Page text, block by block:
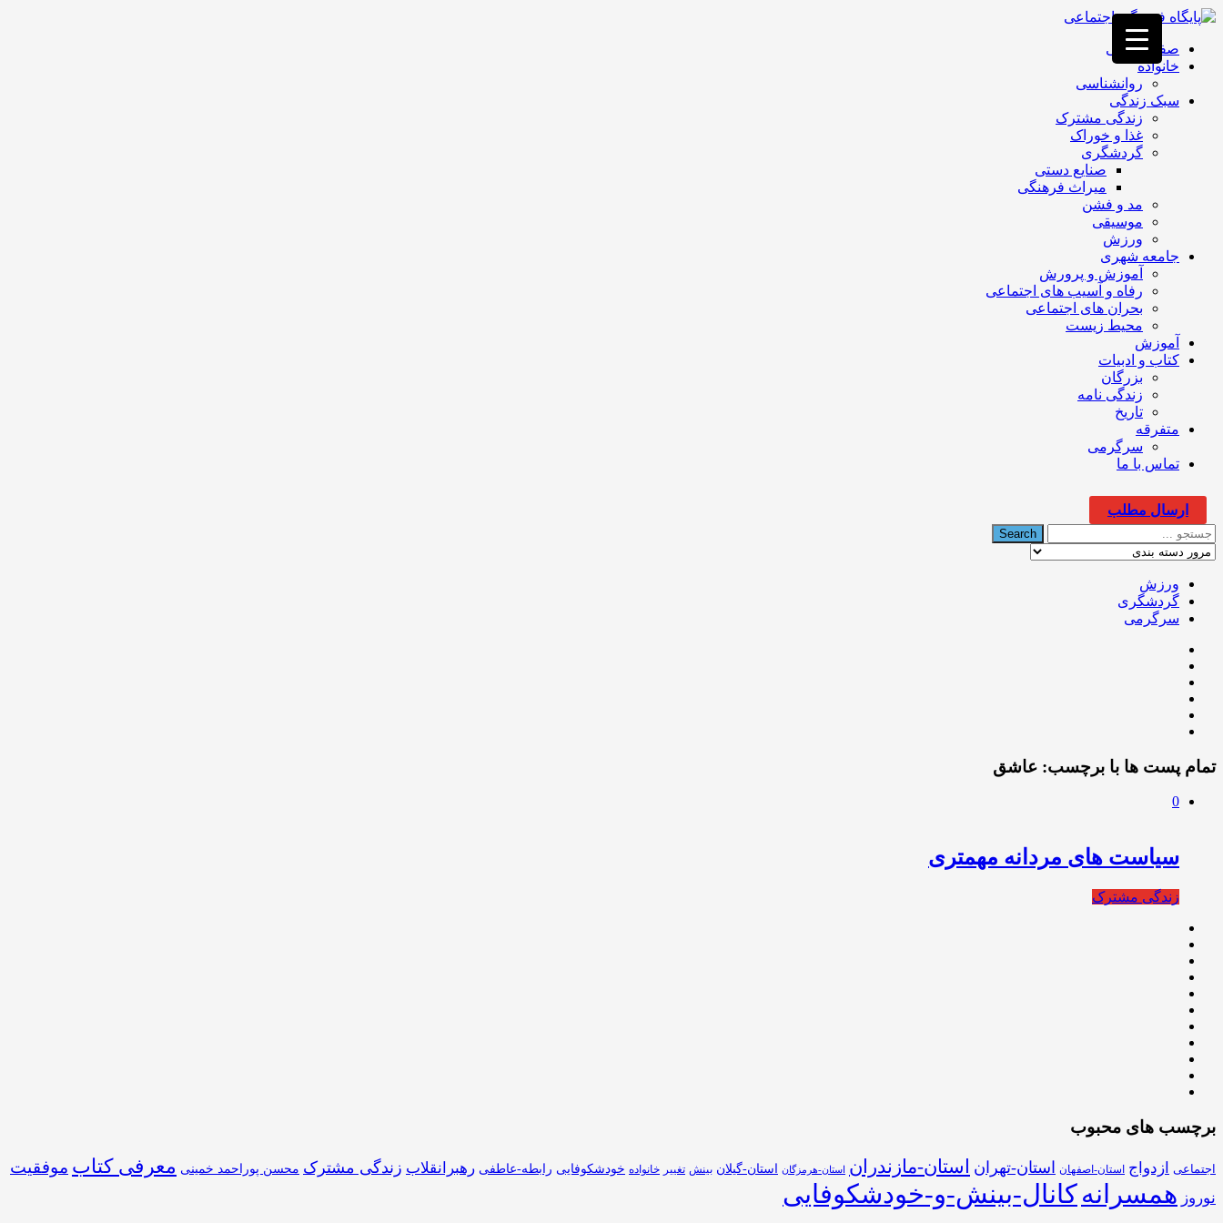
فصد
غرب
تهران
خشکشویی
تصفیه
تهران
صفحه اصلی
خانواده
روانشناسی
سبک زندگی
زندگی مشترک
غذا و خوراک
گردشگری
صنایع دستی
میراث فرهنگی
مد و فشن
موسیقی
ورزش
جامعه شهری
آموزش و پرورش
رفاه و آسیب های اجتماعی
بحران های اجتماعی
محیط زیست
آموزش
کتاب و ادبیات
بزرگان
زندگی نامه
تاریخ
متفرقه
سرگرمی
تماس با ما
ارسال مطلب
ورزش
گردشگری
سرگرمی
تمام پست ها با برچسب: عاشق
0
سیاست های مردانه مهمتری
زندگی مشترک
برچسب های محبوب
اجتماعی ازدواج استان-اصفهان استان-تهران استان-مازندران استان-هرمزگان استان-گیلان بینش تغییر خانواده خودشکوفایی رابطه-عاطفی رهبرانقلاب زندگی مشترک محسن پوراحمد خمینی معرفی کتاب موفقیت
نوروز همسرانهکانال-بینش-و-خودشکوفایی